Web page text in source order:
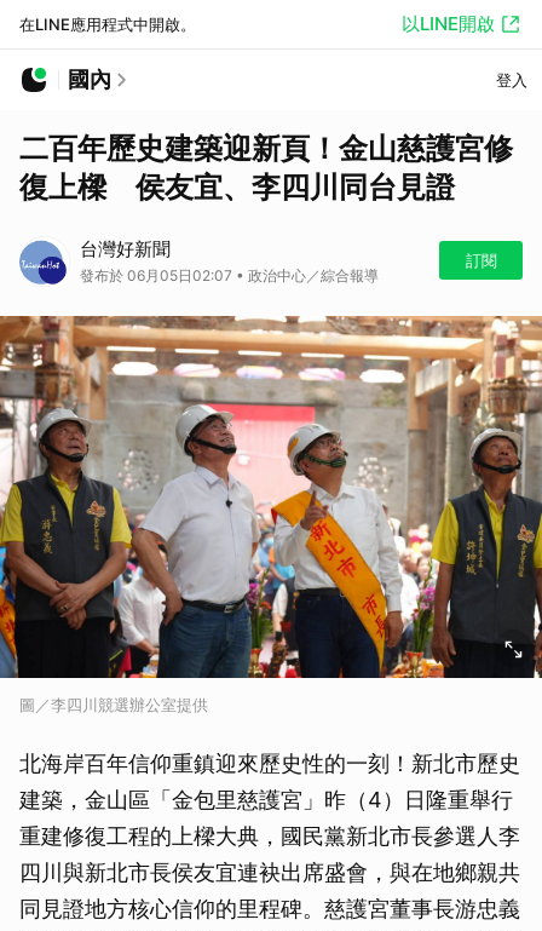
在LINE應用程式中開啟。 以LINE開啟
國內 登入
二百年歷史建築迎新頁！金山慈護宮修
復上樑 侯友宜、李四川同台見證
台灣好新聞
發布於 06月05日02:07 • 政治中心／綜合報導
訂閱
圖／李四川競選辦公室提供
北海岸百年信仰重鎮迎來歷史性的一刻！新北市歷史
建築，金山區「金包里慈護宮」昨（4）日隆重舉行
重建修復工程的上樑大典，國民黨新北市長參選人李
四川與新北市長侯友宜連袂出席盛會，與在地鄉親共
同見證地方核心信仰的里程碑。慈護宮董事長游忠義